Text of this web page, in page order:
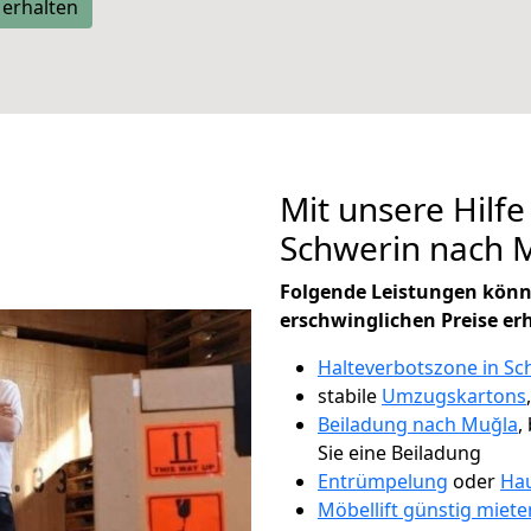
Mit unsere
Schwerin nach
Folgende Leistungen
erschwinglichen Preise
Halteverbotszone in
stabile Umzugskartons
Beiladung nach Muğla,
Sie eine Beiladung
Entrümpelung oder
Möbellift günstig